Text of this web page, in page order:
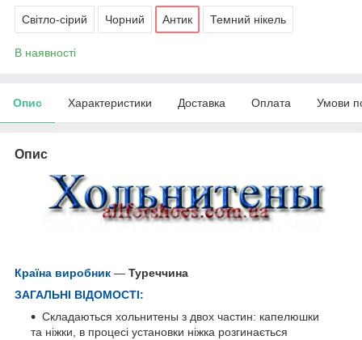
Світло-сірий Чорний Антик Темний нікель
В наявності
Опис Характеристики Доставка Оплата Умови
Опис
Країна виробник — Туреччина
ЗАГАЛЬНІ ВІДОМОСТІ:
Складаються хольнитены з двох частин: капелюшки
та ніжки, в процесі установки ніжка розгинається